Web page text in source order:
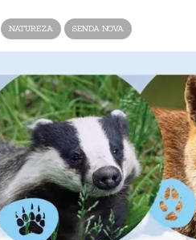
NATUREZA SENDA NOVA